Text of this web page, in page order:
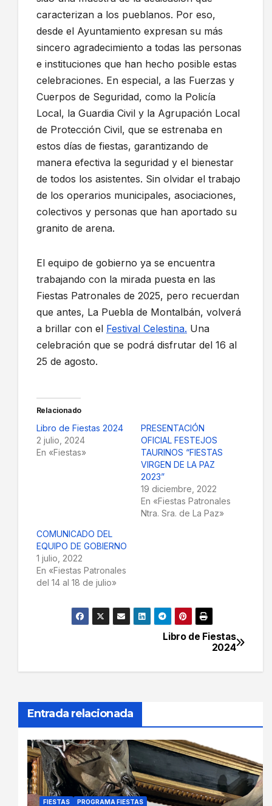
caracterizan a los pueblanos. Por eso,
desde el Ayuntamiento expresan su más
sincero agradecimiento a todas las personas
e instituciones que han hecho posible estas
celebraciones. En especial, a las Fuerzas y
Cuerpos de Seguridad, como la Policía
Local, la Guardia Civil y la Agrupación Local
de Protección Civil, que se estrenaba en
estos días de fiestas, garantizando de
manera efectiva la seguridad y el bienestar
de todos los asistentes. Sin olvidar el trabajo
de los operarios municipales, asociaciones,
colectivos y personas que han aportado su
granito de arena.
El equipo de gobierno ya se encuentra
trabajando con la mirada puesta en las
Fiestas Patronales de 2025, pero recuerdan
que antes, La Puebla de Montalbán, volverá
a brillar con el Festival Celestina. Una
celebración que se podrá disfrutar del 16 al
25 de agosto.
Relacionado
Libro de Fiestas 2024
2 julio, 2024
En «Fiestas»
PRESENTACIÓN
OFICIAL FESTEJOS
TAURINOS “FIESTAS
VIRGEN DE LA PAZ
2023”
19 diciembre, 2022
En «Fiestas Patronales
Ntra. Sra. de La Paz»
COMUNICADO DEL
EQUIPO DE GOBIERNO
1 julio, 2022
En «Fiestas Patronales
del 14 al 18 de julio»
de
Libro de Fiestas
2024
Entrada relacionada
FIESTAS PROGRAMA FIESTAS